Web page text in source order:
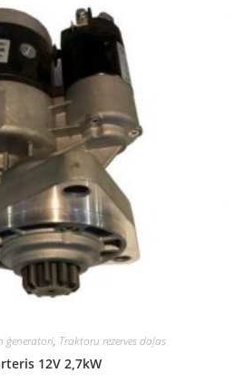
ģeneratori, Traktoru rezerves daļas
12V 2,7kW